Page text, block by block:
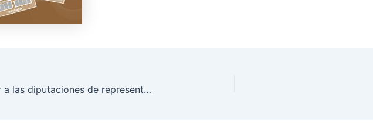
Tu voto cuenta para elegir a las diputaciones de representación proporcional